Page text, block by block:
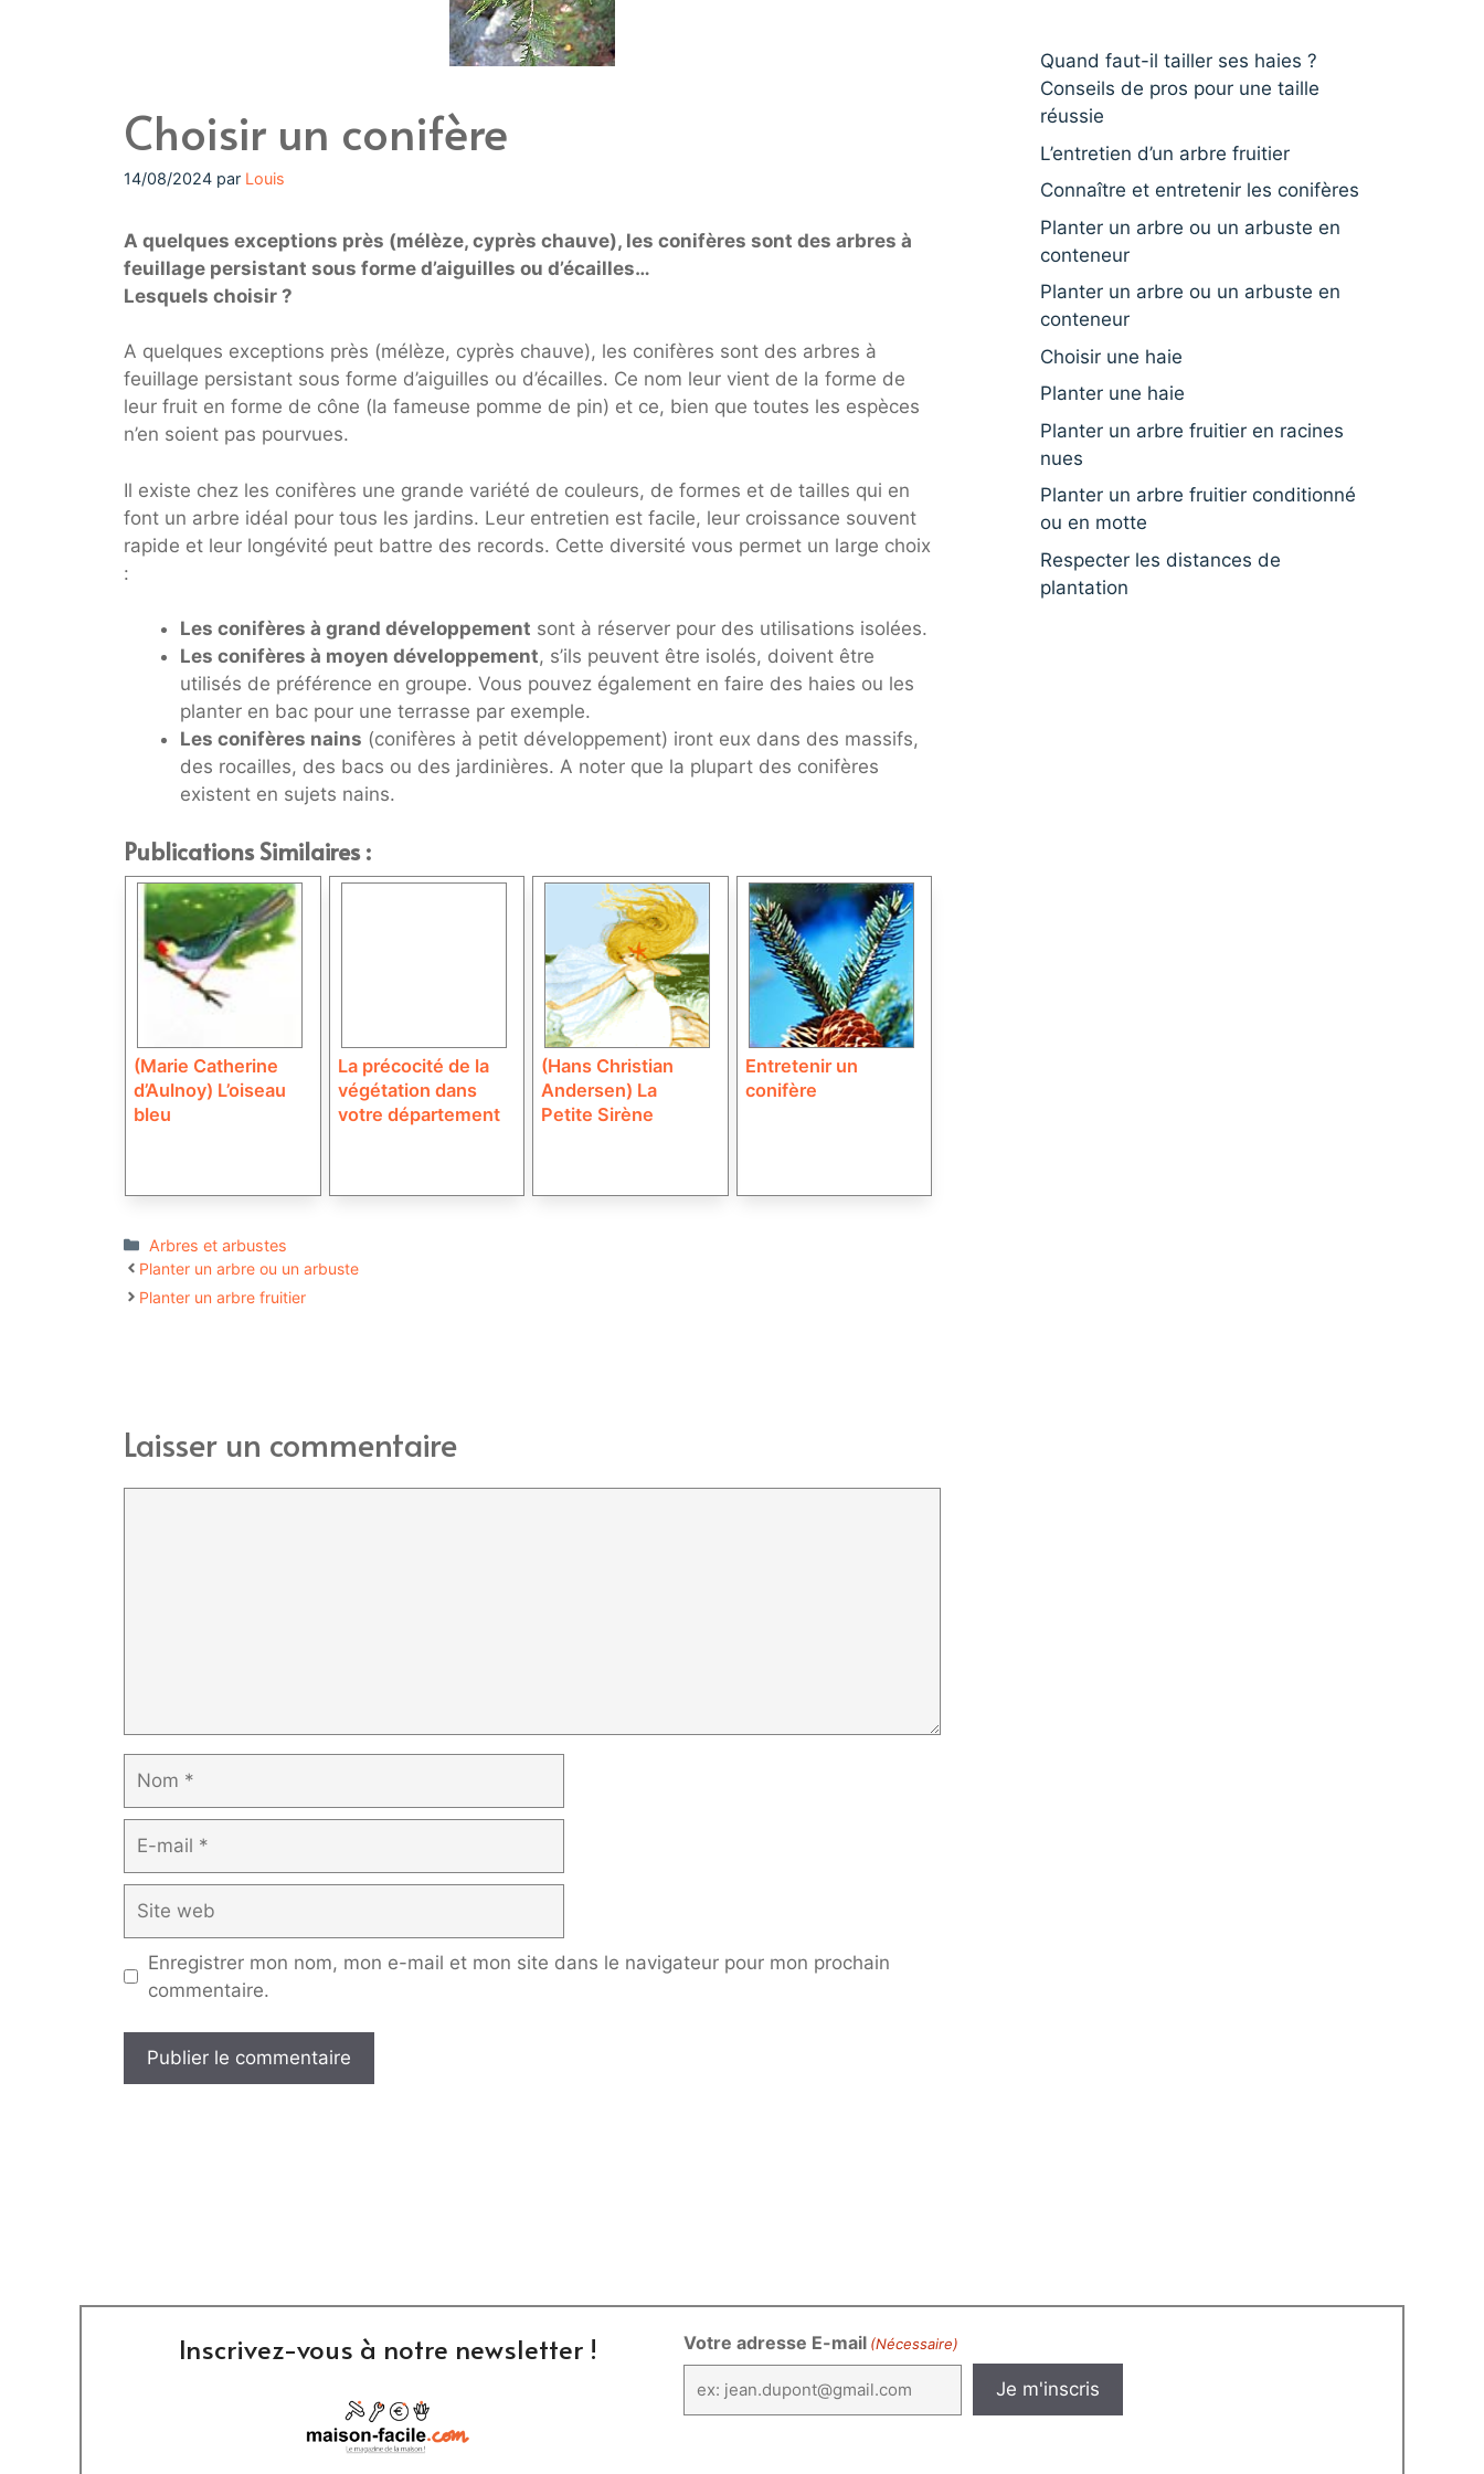
Choisir un conifère
14/08/2024 par Louis
A quelques exceptions près (mélèze, cyprès chauve), les conifères sont des arbres à
feuillage persistant sous forme d’aiguilles ou d’écailles…
Lesquels choisir ?
A quelques exceptions près (mélèze, cyprès chauve), les conifères sont des arbres à
feuillage persistant sous forme d’aiguilles ou d’écailles. Ce nom leur vient de la forme de
leur fruit en forme de cône (la fameuse pomme de pin) et ce, bien que toutes les espèces
n’en soient pas pourvues.
Il existe chez les conifères une grande variété de couleurs, de formes et de tailles qui en
font un arbre idéal pour tous les jardins. Leur entretien est facile, leur croissance souvent
rapide et leur longévité peut battre des records. Cette diversité vous permet un large choix
:
Les conifères à grand développement sont à réserver pour des utilisations isolées.
Les conifères à moyen développement, s’ils peuvent être isolés, doivent être
utilisés de préférence en groupe. Vous pouvez également en faire des haies ou les
planter en bac pour une terrasse par exemple.
Les conifères nains (conifères à petit développement) iront eux dans des massifs,
des rocailles, des bacs ou des jardinières. A noter que la plupart des conifères
existent en sujets nains.
Publications Similaires :
(Marie Catherine
d’Aulnoy) L’oiseau
bleu
La précocité de la
végétation dans
votre département
(Hans Christian
Andersen) La
Petite Sirène
Entretenir un
conifère
Catégories
Arbres et arbustes
Planter un arbre ou un arbuste
Planter un arbre fruitier
Laisser un commentaire
mail
web
Enregistrer mon nom, mon e-mail et mon site dans le navigateur pour mon prochain
commentaire.
Quand faut-il tailler ses haies ?
Conseils de pros pour une taille
réussie
L’entretien d’un arbre fruitier
Connaître et entretenir les conifères
Planter un arbre ou un arbuste en
conteneur
Planter un arbre ou un arbuste en
conteneur
Choisir une haie
Planter une haie
Planter un arbre fruitier en racines
nues
Planter un arbre fruitier conditionné
ou en motte
Respecter les distances de
plantation
Inscrivez-vous à notre newsletter ! Votre adresse E-mail (Nécessaire)